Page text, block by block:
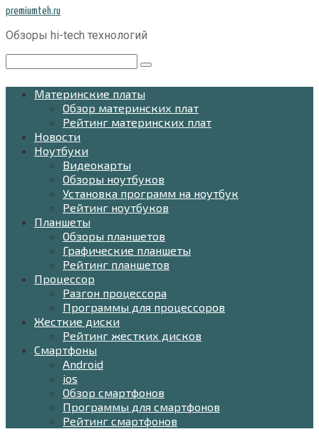
Перейти
контенту
premiumteh.ru
Обзоры hi-tech технологий
Материнские платы
Обзор материнских плат
Рейтинг материнских плат
Новости
Ноутбуки
Видеокарты
Обзоры ноутбуков
Установка программ на ноутбук
Рейтинг ноутбуков
Планшеты
Обзоры планшетов
Графические планшеты
Рейтинг планшетов
Процессор
Разгон процессора
Программы для процессоров
Жесткие диски
Рейтинг жестких дисков
Смартфоны
Android
ios
Обзор смартфонов
Программы для смартфонов
Рейтинг смартфонов